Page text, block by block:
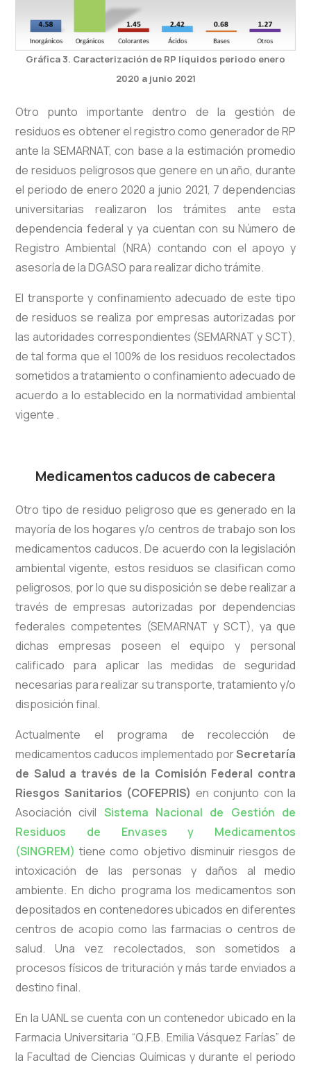
Gráfica 3. Caracterización de RP líquidos periodo enero
2020 a junio 2021
Otro punto importante dentro de la gestión de
residuos es obtener el registro como generador de RP
ante la SEMARNAT, con base a la estimación promedio
de residuos peligrosos que genere en un año, durante
el periodo de enero 2020 a junio 2021, 7 dependencias
universitarias realizaron los trámites ante esta
dependencia federal y ya cuentan con su Número de
Registro Ambiental (NRA) contando con el apoyo y
asesoría de la DGASO para realizar dicho trámite.
El transporte y confinamiento adecuado de este tipo
de residuos se realiza por empresas autorizadas por
las autoridades correspondientes (SEMARNAT y SCT),
de tal forma que el 100% de los residuos recolectados
sometidos a tratamiento o confinamiento adecuado de
acuerdo a lo establecido en la normatividad ambiental
vigente .
Medicamentos caducos de cabecera
Otro tipo de residuo peligroso que es generado en la
mayoría de los hogares y/o centros de trabajo son los
medicamentos caducos. De acuerdo con la legislación
ambiental vigente, estos residuos se clasifican como
peligrosos, por lo que su disposición se debe realizar a
través de empresas autorizadas por dependencias
federales competentes (SEMARNAT y SCT), ya que
dichas empresas poseen el equipo y personal
calificado para aplicar las medidas de seguridad
necesarias para realizar su transporte, tratamiento y/o
disposición final.
Actualmente el programa de recolección de
medicamentos caducos implementado porSecretaría
de Salud a través de la Comisión Federal contra
Riesgos Sanitarios (COFEPRIS) en conjunto con la
Asociación civil Sistema Nacional de Gestión de
Residuos de Envases y Medicamentos
(SINGREM) tiene como objetivo disminuir riesgos de
intoxicación de las personas y daños al medio
ambiente. En dicho programa los medicamentos son
depositados en contenedores ubicados en diferentes
centros de acopio como las farmacias o centros de
salud. Una vez recolectados, son sometidos a
procesos físicos de trituración y más tarde enviados a
destino final.
En la UANL se cuenta con un contenedor ubicado en la
Farmacia Universitaria “Q.F.B. Emilia Vásquez Farías” de
la Facultad de Ciencias Químicas y durante el periodo